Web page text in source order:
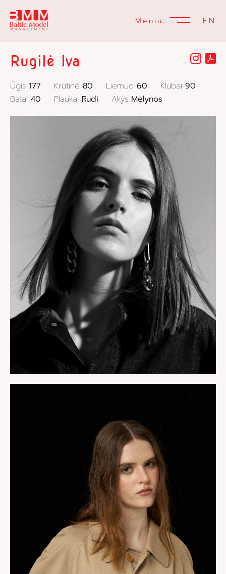
Meniu EN
Rugilė Iva
Ūgis 177 Krūtinė 80 Liemuo 60 Klubai 90
Batai 40 Plaukai Rudi Akys Mėlynos